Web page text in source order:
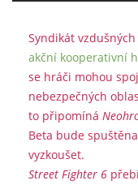
Syndikát
akční kooperativní
se hráči mohou
nebezpečných
to připomíná
Beta bude
vyzkoušet.
Street Fighter 6